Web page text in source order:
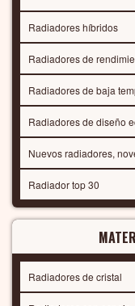
Radiadores híbridos
Radiadores de
Radiadores de baja
Radiadores de diseño
Nuevos radiadores,
Radiador top 30
Radiadores de cristal